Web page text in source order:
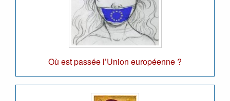
Où est passée l’Union européenne ?